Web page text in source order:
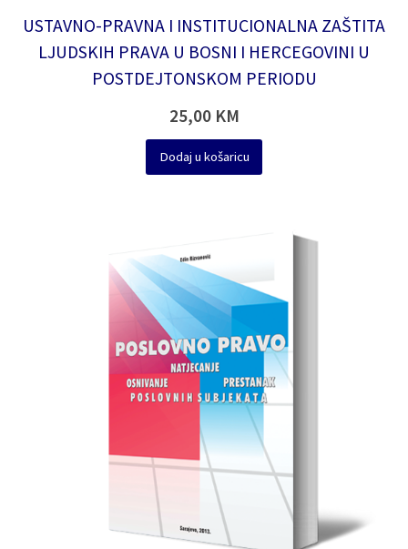
USTAVNO-PRAVNA I INSTITUCIONALNA ZAŠTITA
LJUDSKIH PRAVA U BOSNI I HERCEGOVINI U
POSTDEJTONSKOM PERIODU
25,00 KM
Dodaj u košaricu